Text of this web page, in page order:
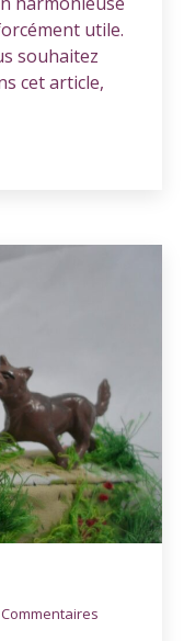
utile.
souhaitez
cet article,